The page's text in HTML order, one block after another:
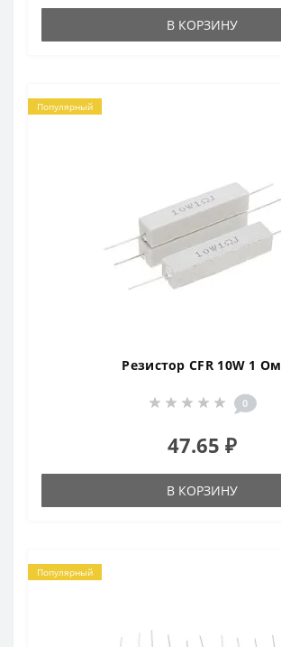
В КОРЗИНУ
Популярный
Резистор CFR 10W 1 Ом
0
47.65 ₽
В КОРЗИНУ
Популярный